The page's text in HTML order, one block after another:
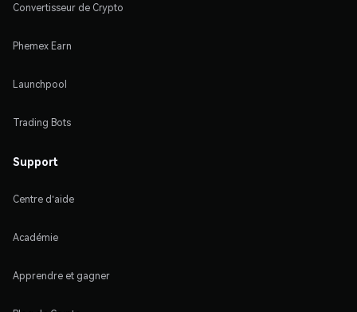
Convertisseur de Crypto
Phemex Earn
Launchpool
Trading Bots
Support
Centre d'aide
Académie
Apprendre et gagner